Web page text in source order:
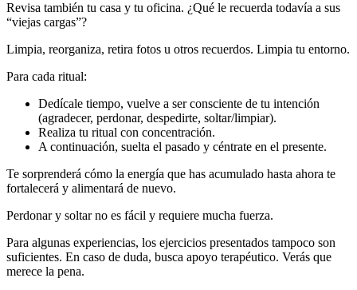
Revisa también tu casa y tu oficina. ¿Qué le recuerda todavía a sus
“viejas cargas”?
Limpia, reorganiza, retira fotos u otros recuerdos. Limpia tu entorno.
Para cada ritual:
Dedícale tiempo, vuelve a ser consciente de tu intención
(agradecer, perdonar, despedirte, soltar/limpiar).
Realiza tu ritual con concentración.
A continuación, suelta el pasado y céntrate en el presente.
Te sorprenderá cómo la energía que has acumulado hasta ahora te
fortalecerá y alimentará de nuevo.
Perdonar y soltar no es fácil y requiere mucha fuerza.
Para algunas experiencias, los ejercicios presentados tampoco son
suficientes. En caso de duda, busca apoyo terapéutico. Verás que
merece la pena.